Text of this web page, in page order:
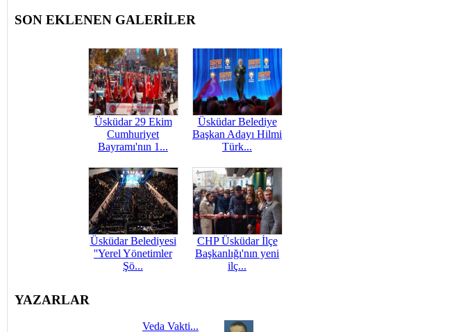
SON EKLENEN GALERİLER
Üsküdar 29 Ekim
Cumhuriyet
Bayramı'nın 1...
Üsküdar Belediye
Başkan Adayı Hilmi
Türk...
Üsküdar Belediyesi
''Yerel Yönetimler
Şö...
CHP Üsküdar İlçe
Başkanlığı'nın yeni
ilç...
YAZARLAR
Veda Vakti...